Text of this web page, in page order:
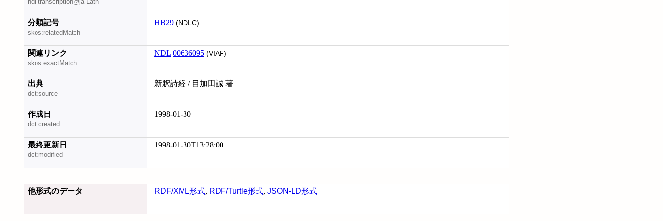
ndl:transcription@ja-Latn
分類記号
skos:relatedMatch
HB29 (NDLC)
関連リンク
skos:exactMatch
NDL|00636095 (VIAF)
出典
dct:source
新釈詩経 / 目加田誠 著
作成日
dct:created
1998-01-30
最終更新日
dct:modified
1998-01-30T13:28:00
他形式のデータ RDF/XML形式, RDF/Turtle形式, JSON-LD形式